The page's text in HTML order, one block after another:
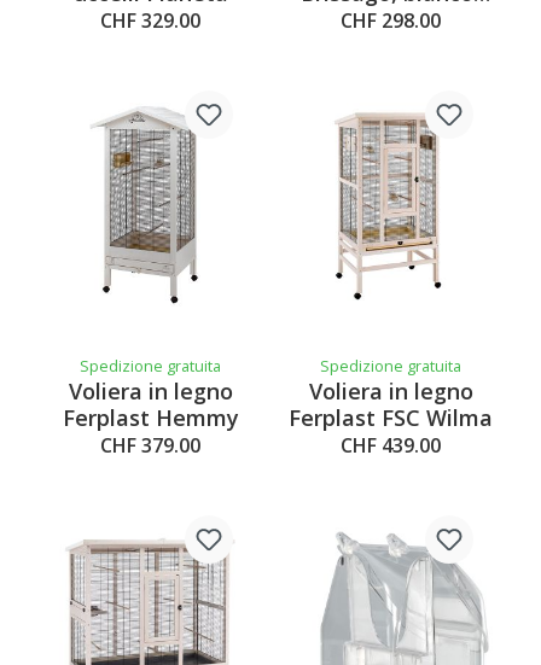
CHF 329.00
verde
CHF 298.00
Spedizione gratuita
Voliera in legno
Ferplast Hemmy
CHF 379.00
Spedizione gratuita
Voliera in legno
Ferplast FSC Wilma
CHF 439.00